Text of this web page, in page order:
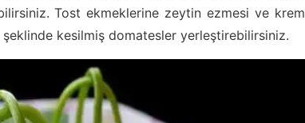
Tost ekmeklerine zeytin ezmesi ve krem
kesilmiş domatesler yerleştirebilirsiniz.